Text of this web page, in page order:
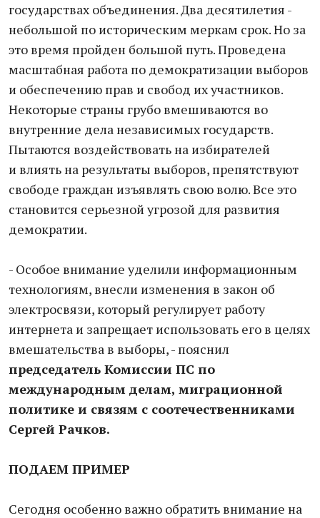
государствах объединения. Два десятилетия -
небольшой по историческим меркам срок. Но за
это время пройден большой путь. Проведена
масштабная работа по демократизации выборов
и обеспечению прав и свобод их участников.
Некоторые страны грубо вмешиваются во
внутренние дела независимых государств.
Пытаются воздействовать на избирателей
и влиять на результаты выборов, препятствуют
свободе граждан изъявлять свою волю. Все это
становится серьезной угрозой для развития
демократии.
- Особое внимание уделили информационным
технологиям, внесли изменения в закон об
электросвязи, который регулирует работу
интернета и запрещает использовать его в целях
вмешательства в выборы, - пояснил
председатель Комиссии ПС по
международным делам, миграционной
политике и связям с соотечественниками
Сергей Рачков.
ПОДАЕМ ПРИМЕР
Сегодня особенно важно обратить внимание на